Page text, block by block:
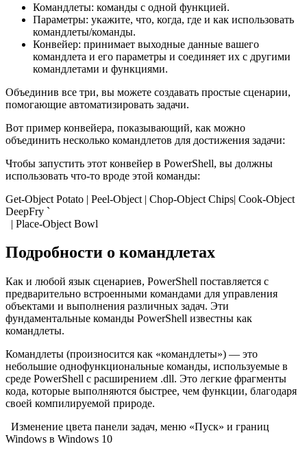
Командлеты: команды с одной функцией.
Параметры: укажите, что, когда, где и как использовать
командлеты/команды.
Конвейер: принимает выходные данные вашего
командлета и его параметры и соединяет их с другими
командлетами и функциями.
Объединив все три, вы можете создавать простые сценарии,
помогающие автоматизировать задачи.
Вот пример конвейера, показывающий, как можно
объединить несколько командлетов для достижения задачи:
Чтобы запустить этот конвейер в PowerShell, вы должны
использовать что-то вроде этой команды:
Get-Object Potato | Peel-Object | Chop-Object Chips| Cook-Object
DeepFry `
| Place-Object Bowl
Подробности о командлетах
Как и любой язык сценариев, PowerShell поставляется с
предварительно встроенными командами для управления
объектами и выполнения различных задач. Эти
фундаментальные команды PowerShell известны как
командлеты.
Командлеты (произносится как «командлеты») — это
небольшие однофункциональные команды, используемые в
среде PowerShell с расширением .dll. Это легкие фрагменты
кода, которые выполняются быстрее, чем функции, благодаря
своей компилируемой природе.
Изменение цвета панели задач, меню «Пуск» и границ
Windows в Windows 10